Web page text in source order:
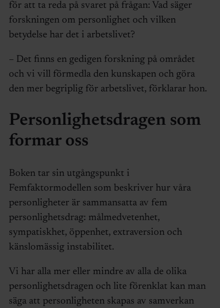
för att ta reda på svaret på frågan: Vad säger
forskningen om personlighet och vilken
betydelse har det i arbetslivet?
– Det finns en gedigen forskning på området
och vi vill förmedla den kunskapen och göra
den mer begriplig för arbetslivet, förklarar hon.
Personlighetsdragen som
formar oss
Boken tar sin utgångspunkt i
Femfaktormodellen som beskriver hur våra
personligheter är sammansatta av fem
personlighetsdrag: målmedvetenhet,
sympatiskhet, öppenhet, extraversion och
känslomässig instabilitet.
Vi har alla mer eller mindre av alla de olika
personlighetsdragen och lite förenklat kan man
säga att personligheten skapas av samverkan